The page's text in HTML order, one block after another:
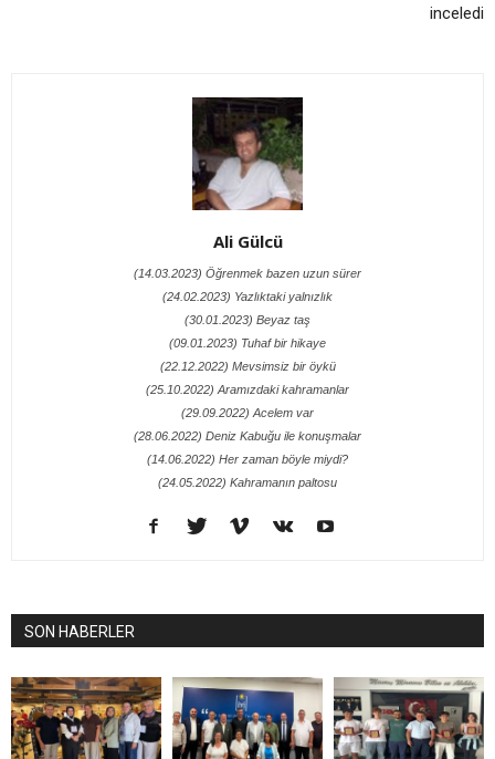
inceledi
Ali Gülcü
(14.03.2023) Öğrenmek bazen uzun sürer
(24.02.2023) Yazlıktaki yalnızlık
(30.01.2023) Beyaz taş
(09.01.2023) Tuhaf bir hikaye
(22.12.2022) Mevsimsiz bir öykü
(25.10.2022) Aramızdaki kahramanlar
(29.09.2022) Acelem var
(28.06.2022) Deniz Kabuğu ile konuşmalar
(14.06.2022) Her zaman böyle miydi?
(24.05.2022) Kahramanın paltosu
SON HABERLER